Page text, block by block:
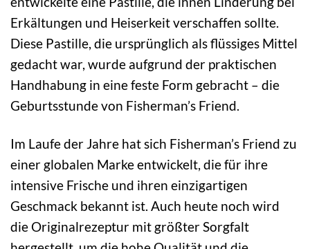
Erkältungen und Heiserkeit verschaffen sollte.
Diese Pastille, die ursprünglich als flüssiges Mittel
gedacht war, wurde aufgrund der praktischen
Handhabung in eine feste Form gebracht – die
Geburtsstunde von Fisherman’s Friend.
Im Laufe der Jahre hat sich Fisherman’s Friend zu
einer globalen Marke entwickelt, die für ihre
intensive Frische und ihren einzigartigen
Geschmack bekannt ist. Auch heute noch wird
die Originalrezeptur mit größter Sorgfalt